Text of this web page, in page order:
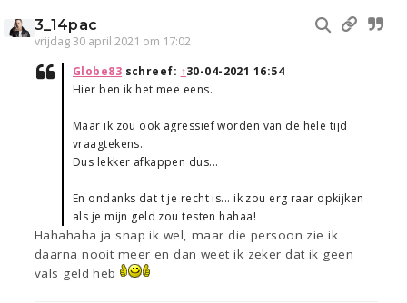
3_14pac
vrijdag 30 april 2021 om 17:02
Globe83 schreef: ↑30-04-2021 16:54
Hier ben ik het mee eens.
Maar ik zou ook agressief worden van de hele tijd
vraagtekens.
Dus lekker afkappen dus...
En ondanks dat t je recht is... ik zou erg raar opkijken
als je mijn geld zou testen hahaa!
Hahahaha ja snap ik wel, maar die persoon zie ik
daarna nooit meer en dan weet ik zeker dat ik geen
vals geld heb